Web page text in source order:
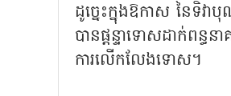
ដូច្នេះក្នុងឱកាស នៃទិវ
បានផ្តន្ទាទោសដាក់ពន្
ការលើកលែងទោស។